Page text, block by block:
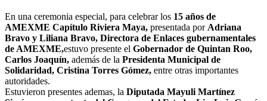
En una ceremonia especial, para celebrar los 15 años de
AMEXME Capítulo Riviera Maya, presentada por Adriana
Bravo y Liliana Bravo, Directora de Enlaces gubernamentales
de AMEXME,estuvo presente el Gobernador de Quintan Roo,
Carlos Joaquín, además de la Presidenta Municipal de
Solidaridad, Cristina Torres Gómez, entre otras importantes
autoridades.
Estuvieron presentes ademas, la Diputada Mayuli Martínez